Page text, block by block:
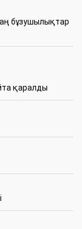
бұзушылықтар
қаралды